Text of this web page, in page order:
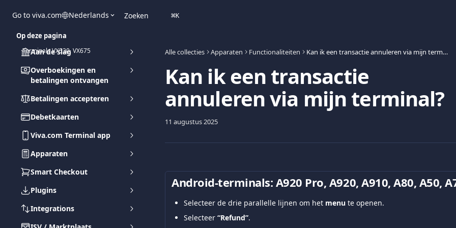
Go to viva.com Nederlands Zoeken ⌘K
Aan de slag
Overboekingen en
betalingen ontvangen
Betalingen accepteren
Debetkaarten
Viva.com Terminal app
Apparaten
Smart Checkout
Plugins
Integrations
Alle collecties Apparaten Functionaliteiten Kan ik een transactie annuleren via mijn terminal?
Kan ik een transactie
annuleren via mijn terminal?
11 augustus 2025
Android-terminals: Α920 Pro, A920, A910, Α80, A50,
Selecteer de drie parallelle lijnen om het menu te openen.
Selecteer “Refund”.
Op deze pagina
Terminals VX520, VX675